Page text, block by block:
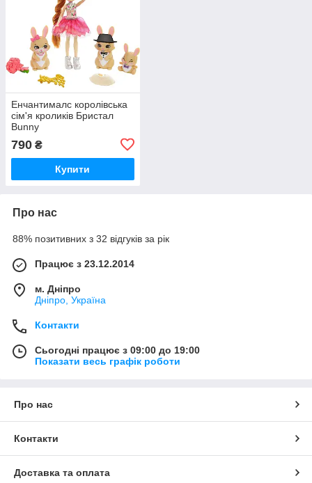
Енчантималс королівська
сім'я кроликів Бристал
Bunny
790 ₴
Купити
Про нас
88% позитивних з 32 відгуків за рік
Працює з 23.12.2014
м. Дніпро
Дніпро, Україна
Контакти
Сьогодні працює з 09:00 до 19:00
Показати весь графік роботи
Про нас
Контакти
Доставка та оплата